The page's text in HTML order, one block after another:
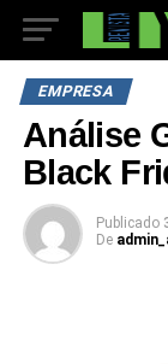
EMPRESA
Análise
Black
Publicado
De